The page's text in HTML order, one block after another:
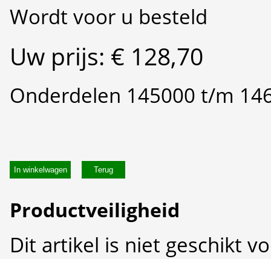
Wordt voor u besteld
Uw prijs: € 128,70
Onderdelen 145000 t/m
In winkelwagen
Productveiligheid
Dit artikel is niet geschikt